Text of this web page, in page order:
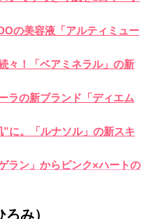
の美容液「アルティミュー
々！「ベアミネラル」の新
ラの新ブランド「ディエム
に。「ルナソル」の新スキ
ラン」からピンク×ハートの
み）